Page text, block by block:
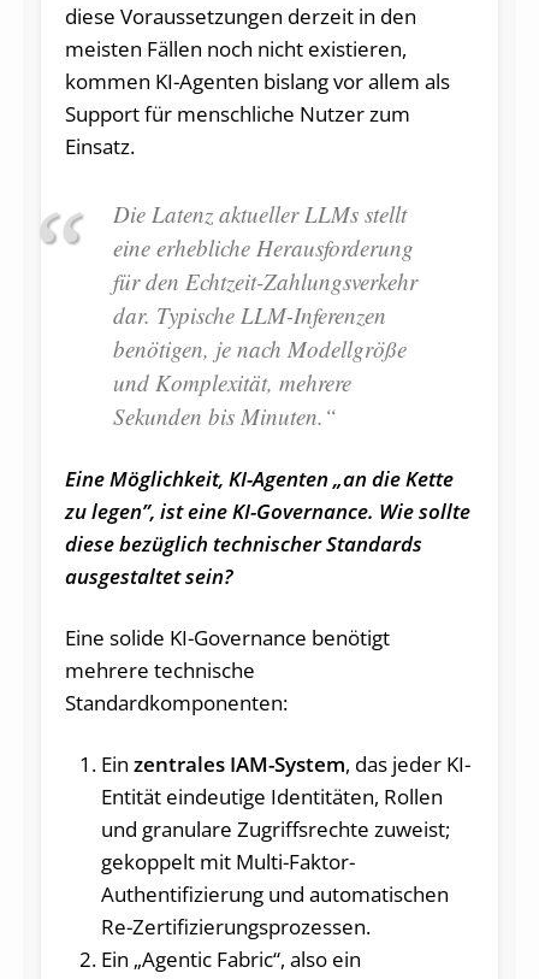
diese Voraussetzungen derzeit in den
meisten Fällen noch nicht existieren,
kommen KI-Agenten bislang vor allem als
Support für menschliche Nutzer zum
Einsatz.
Die Latenz aktueller LLMs stellt
eine erhebliche Herausforderung
für den Echtzeit-Zahlungsverkehr
dar. Typische LLM-Inferenzen
benötigen, je nach Modellgröße
und Komplexität, mehrere
Sekunden bis Minuten.“
Eine Möglichkeit, KI-Agenten „an die Kette
zu legen”, ist eine KI-Governance. Wie sollte
diese bezüglich technischer Standards
ausgestaltet sein?
Eine solide KI-Governance benötigt
mehrere technische
Standardkomponenten:
Ein zentrales IAM-System, das jeder KI-
Entität eindeutige Identitäten, Rollen
und granulare Zugriffsrechte zuweist;
gekoppelt mit Multi-Faktor-
Authentifizierung und automatischen
Re-Zertifizierungsprozessen.
Ein „Agentic Fabric“, also ein